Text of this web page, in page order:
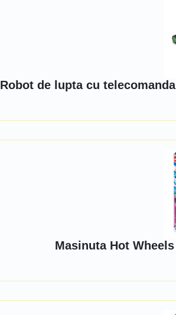
Robot de lupta cu
Masinuta Hot